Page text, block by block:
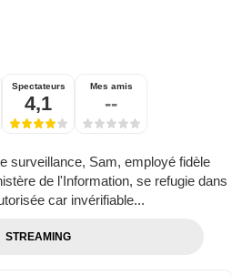
Spectateurs
4,1
Mes amis
--
surveillance, Sam, employé fidèle
de l'Information, se refugie dans
car invérifiable...
STREAMING